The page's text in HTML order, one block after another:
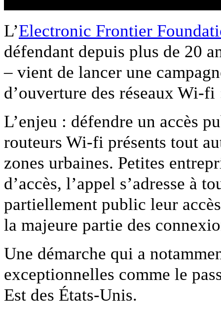
L’Electronic Frontier
défendant depuis plus de 20
– vient de lancer une
d’ouverture des réseaux Wi-fi
L’enjeu : défendre un accès
routeurs Wi-fi présents tout
zones urbaines. Petites
d’accès, l’appel s’adresse à
partiellement public leur
la majeure partie des
Une démarche qui a
exceptionnelles comme le
Est des États-Unis.